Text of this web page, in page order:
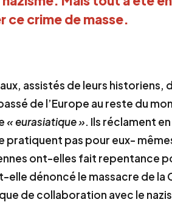
ce crime de masse.
assistés de leurs historiens,
de l’Europe au reste du
« eurasiatique ». Ils réclament
pratiquent pas pour eux-
ont-elles fait repentance
dénoncé le massacre de la
de collaboration avec le